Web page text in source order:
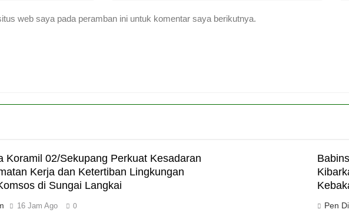
web saya pada peramban ini untuk komentar saya berikutnya.
Koramil 02/Sekupang Perkuat Kesadaran
Kerja dan Ketertiban Lingkungan
di Sungai Langkai
16 Jam Ago 0 Pen